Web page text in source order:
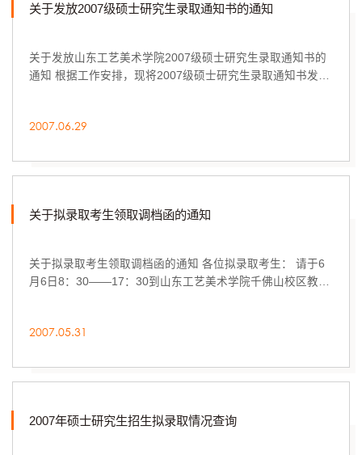
关于发放2007级硕士研究生录取通知书的通知
关于发放山东工艺美术学院2007级硕士研究生录取通知书的
通知 根据工作安排，现将2007级硕士研究生录取通知书发放
2007.06.29
关于拟录取考生领取调档函的通知
关于拟录取考生领取调档函的通知 各位拟录取考生： 请于6
月6日8：30——17：30到山东工艺美术学院千佛山校区教学
2007.05.31
2007年硕士研究生招生拟录取情况查询